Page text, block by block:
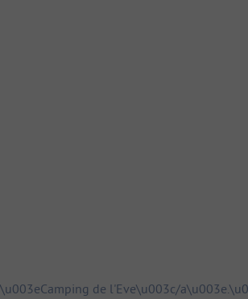
\u003eCamping de l'Eve\u003c/